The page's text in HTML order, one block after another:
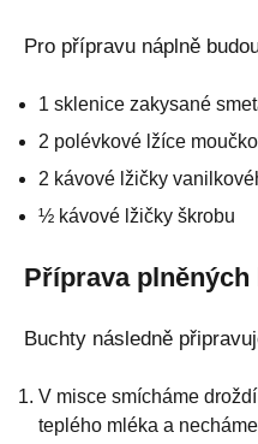
Pro přípravu náplně
1 sklenice zakysané
2 polévkové lžíce
2 kávové lžičky
½ kávové lžičky škrobu
Příprava
Buchty následně
V misce smícháme
teplého mléka a